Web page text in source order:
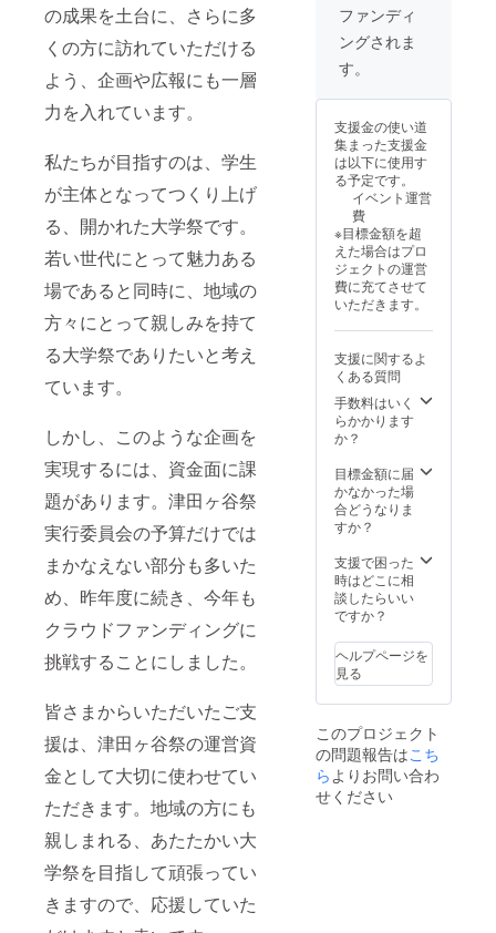
の成果を土台に、さらに多
くの方に訪れていただける
よう、企画や広報にも一層
力を入れています。
私たちが目指すのは、学生
が主体となってつくり上げ
る、開かれた大学祭です。
若い世代にとって魅力ある
場であると同時に、地域の
方々にとって親しみを持て
る大学祭でありたいと考え
ています。
しかし、このような企画を
実現するには、資金面に課
題があります。津田ヶ谷祭
実行委員会の予算だけでは
まかなえない部分も多いた
め、昨年度に続き、今年も
クラウドファンディングに
挑戦することにしました。
皆さまからいただいたご支
援は、津田ヶ谷祭の運営資
金として大切に使わせてい
ただきます。地域の方にも
親しまれる、あたたかい大
学祭を目指して頑張ってい
きますので、応援していた
ファンディ
ングされま
す。
支援金の使い道
集まった支援金
は以下に使用す
る予定です。
イベント運営
費
※目標金額を超
えた場合はプロ
ジェクトの運営
費に充てさせて
いただきます。
支援に関するよ
くある質問
手数料はいく
らかかります
か？
目標金額に届
かなかった場
合どうなりま
すか？
支援で困った
時はどこに相
談したらいい
ですか？
ヘルプページを
見る
このプロジェクト
の問題報告はこち
ら よりお問い合わ
せください